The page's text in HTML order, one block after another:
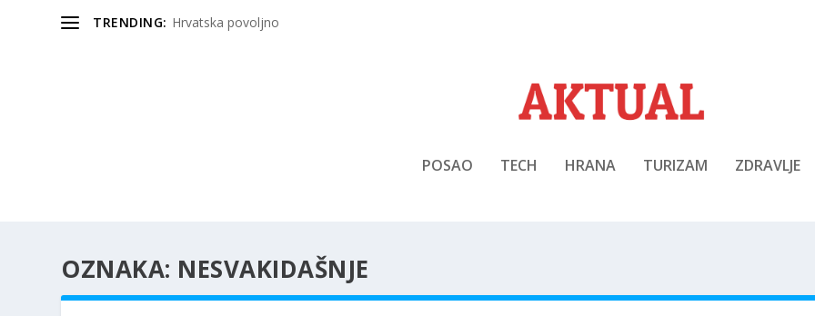
TRENDING: Hrvatska povoljno
POSAO TECH HRANA TURIZAM ZDRAVLJE
OZNAKA: NESVAKIDAŠNJE